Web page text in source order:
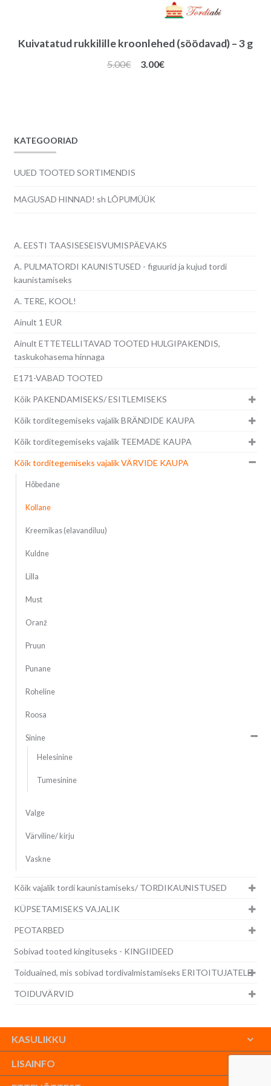
Kuivatatud rukkilille kroonlehed (söödavad) – 3 g
5.00€
Algne
3.00€Praegune
KATEGOORIAD
UUED TOOTED SORTIMENDIS
MAGUSAD HINNAD! sh LÕPUMÜÜK
A. EESTI TAASISESEISVUMISPÄEVAKS
A. PULMATORDI KAUNISTUSED - figuurid ja kujud tordi
kaunistamiseks
A. TERE, KOOL!
Ainult 1 EUR
Ainult ETTETELLITAVAD TOOTED HULGIPAKENDIS,
taskukohasema hinnaga
E171-VABAD TOOTED
Kõik PAKENDAMISEKS/ ESITLEMISEKS
Kõik torditegemiseks vajalik BRÄNDIDE KAUPA
Kõik torditegemiseks vajalik TEEMADE KAUPA
Kõik torditegemiseks vajalik VÄRVIDE KAUPA
Hõbedane
Kollane
Kreemikas (elavandiluu)
Kuldne
Lilla
Must
Oranž
Pruun
Punane
Roheline
Roosa
Sinine
Helesinine
Tumesinine
Valge
Värviline/ kirju
Vaskne
Kõik vajalik tordi kaunistamiseks/ TORDIKAUNISTUSED
KÜPSETAMISEKS VAJALIK
PEOTARBED
Sobivad tooted kingituseks - KINGIIDEED
Toiduained, mis sobivad tordivalmistamiseks ERITOITUJATELE
TOIDUVÄRVID
KASULIKKU
LISAINFO